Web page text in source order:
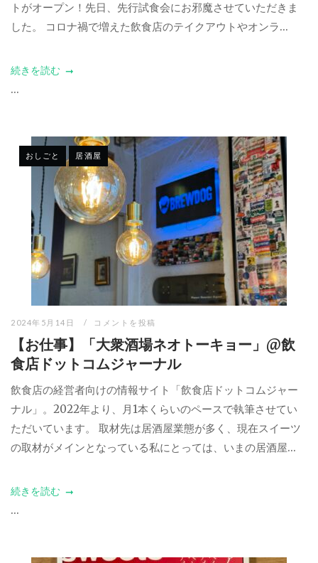
トがオープン！先日、先行試食会にお邪魔させていただきま
した。 コロナ禍で増えた飲食店のテイクアウトやオンラ...
続きを読む
...
おしごと 居酒屋
2024年5月14日 コメントを投稿
【お仕事】「大衆酒場ネオトーキョー」@飲
食店ドットコムジャーナル
飲食店の経営者向けの情報サイト「飲食店ドットコムジャー
ナル」。2022年より、月1本くらいのペースで執筆させてい
ただいています。 取材先は居酒屋業態が多く、現在スイーツ
の取材がメインとなっている私にとっては、いまの居酒屋...
続きを読む
...